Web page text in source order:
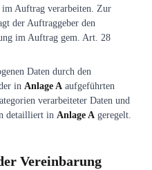
im Auftrag verarbeiten. Zur
der Auftraggeber den
im Auftrag gem. Art. 28
Daten durch den
in Anlage A aufgeführten
verarbeiteter Daten und
detailliert in Anlage A geregelt.
Vereinbarung